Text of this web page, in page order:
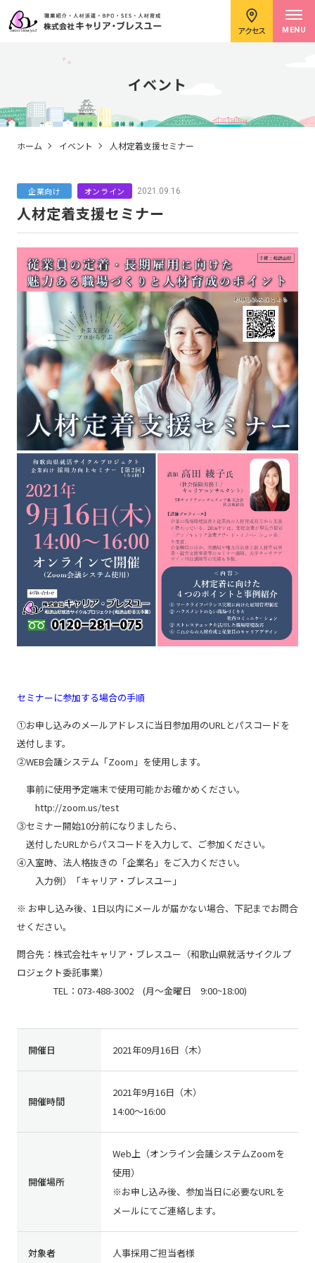
求職者のみなさまへ
企業のみなさまへ
キャリアコンサルタント紹介
イベント情報
強み
会社概要
お知らせ
コンプライアンス基本方針
個人情報の取扱について
個人情報保護方針
反社会的勢力排除方針
派遣事業者行動指針
アクセス MENU
イベント
ホーム イベント 人材定着支援セミナー
企業向け オンライン 2021.09.16
人材定着支援セミナー
セミナーに参加する場合の手順
①お申し込みのメールアドレスに当日参加用のURLとパスコードを
送付します。
②WEB会議システム「Zoom」を使用します。
事前に使用予定端末で使用可能かお確かめください。
http://zoom.us/test
③セミナー開始10分前になりましたら、
送付したURLからパスコードを入力して、ご参加ください。
④入室時、法人格抜きの「企業名」をご入力ください。
入力例）「キャリア・ブレスユー」
※ お申し込み後、1日以内にメールが届かない場合、下記までお問合
せください。
問合先：株式会社キャリア・ブレスユー（和歌山県就活サイクルプ
ロジェクト委託事業）
TEL：073-488-3002 (月〜金曜日 9:00~18:00)
開催日 2021年09月16日（木）
開催時間
2021年9月16日（木）
14:00～16:00
開催場所
Web上（オンライン会議システムZoomを
使用）
※お申し込み後、参加当日に必要なURLを
メールにてご連絡します。
対象者 人事採用ご担当者様